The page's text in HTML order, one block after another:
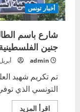
أخبار تونس
شارع باسم
جنين
admin أبريل 25, 2025
تم تكريم شهيد
التونسي الذي توفي يوم 7 أفريل
اقرأ المزيد